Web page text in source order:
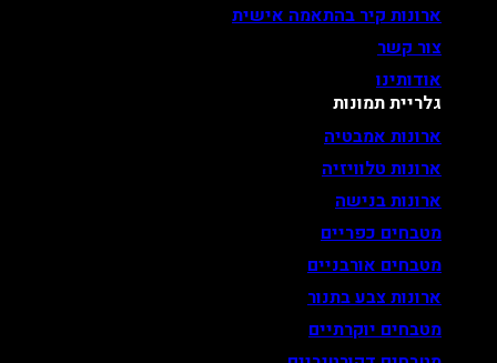
ארונות קיר בהתאמה אישית
צור קשר
אודותינו
גלריית תמונות
ארונות אמבטיה
ארונות טלוויזיה
ארונות בנישה
מטבחים כפריים
מטבחים אורבניים
ארונות צבע בתנור
מטבחים יוקרתיים